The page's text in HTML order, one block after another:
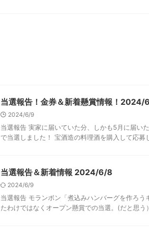
当選報告！金券＆新着懸賞情報！2024/
2024/6/9
当選報告 実家に届いていた分、しかも5月に届い
で当選しました！ 宝酒造の料理酒を購入して応
当選報告＆新着情報 2024/6/8
2024/6/9
当選報告 モランボン「煮込みハンバーグを作ろ
たわけではなくオープン懸賞での当選。(だと思